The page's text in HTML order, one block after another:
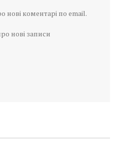
нові коментарі по email.
нові записи